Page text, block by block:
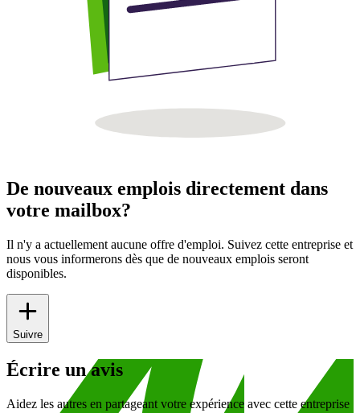
De nouveaux emplois directement dans
votre mailbox?
Il n'y a actuellement aucune offre d'emploi. Suivez cette entreprise et
nous vous informerons dès que de nouveaux emplois seront
disponibles.
Suivre
Écrire un avis
Aidez les autres en partageant votre expérience avec cette entreprise